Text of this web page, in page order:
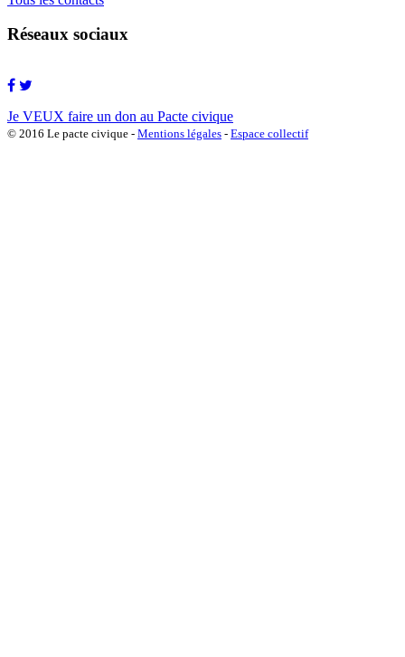
Réseaux sociaux
Je VEUX faire un don au Pacte civique
© 2016 Le pacte civique - Mentions légales - Espace collectif